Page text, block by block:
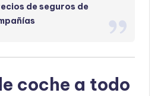
de seguros de
coche a todo